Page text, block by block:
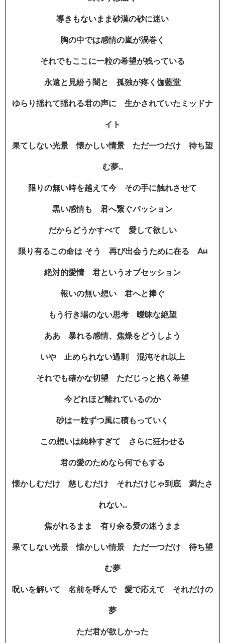
導きもないまま砂漠の砂に迷い
胸の中では感情の嵐が渦巻く
それでもここに一粒の希望が残っている
永遠と見紛う闇と 孤独が疼く伽藍堂
ゆらり揺れて揺れる君の声に 生かされていたミッドナ
イト
果てしない光景 懐かしい情景 ただ一つだけ 待ち望
む夢…
限りの無い時を越えて今 その手に触れさせて
黒い感情も 君へ繋ぐパッション
だからどうかすべて 愛して欲しい
限り有るこの命は そう 再び出会うために在る Ah
絶対的愛情 君というオブセッション
報いの無い想い 君へと捧ぐ
もう行き場のない思考 曖昧な絶望
ああ 暴れる感情、焦燥をどうしよう
いや 止められない過剰 混沌それ以上
それでも確かな切望 ただじっと抱く希望
今どれほど離れているのか
砂は一粒ずつ風に積もっていく
この想いは純粋すぎて さらに狂わせる
君の愛のためなら何でもする
懐かしむだけ 慈しむだけ それだけじゃ到底 満たさ
れない…
焦がれるまま 有り余る愛の迷うまま
果てしない光景 懐かしい情景 ただ一つだけ 待ち望
む夢
呪いを解いて 名前を呼んで 愛で応えて それだけの
夢
ただ君が欲しかった